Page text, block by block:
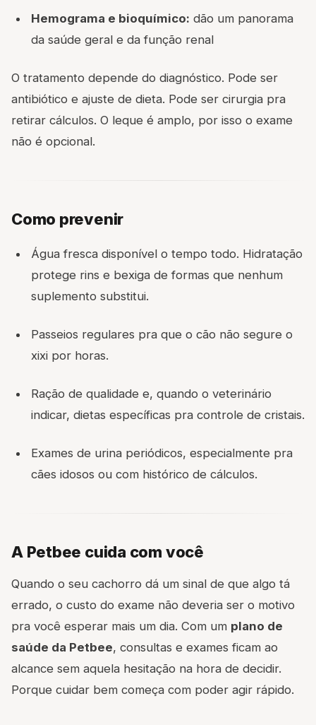
Hemograma e bioquímico: dão um panorama
da saúde geral e da função renal
O tratamento depende do diagnóstico. Pode ser
antibiótico e ajuste de dieta. Pode ser cirurgia pra
retirar cálculos. O leque é amplo, por isso o exame
não é opcional.
Como prevenir
Água fresca disponível o tempo todo. Hidratação
protege rins e bexiga de formas que nenhum
suplemento substitui.
Passeios regulares pra que o cão não segure o
xixi por horas.
Ração de qualidade e, quando o veterinário
indicar, dietas específicas pra controle de cristais.
Exames de urina periódicos, especialmente pra
cães idosos ou com histórico de cálculos.
A Petbee cuida com você
Quando o seu cachorro dá um sinal de que algo tá
errado, o custo do exame não deveria ser o motivo
pra você esperar mais um dia. Com um plano de
saúde da Petbee, consultas e exames ficam ao
alcance sem aquela hesitação na hora de decidir.
Porque cuidar bem começa com poder agir rápido.